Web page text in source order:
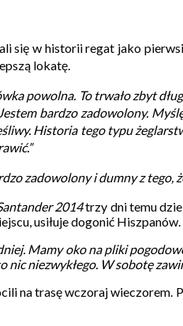
się w historii regat jako
lokatę.
powolna. To trwało zbyt
bardzo zadowolony.
Historia tego typu
zadowolony i dumny z tego,
2014trzy dni temu
usiłuje dogonić
Mamy oko na pliki
nic niezwykłego. W sobotę
na trasę wczoraj wieczorem.